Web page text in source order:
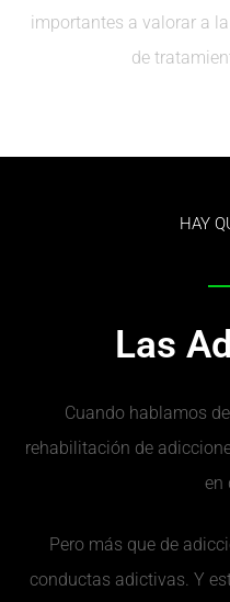
importantes a valorar a
de
HAY
Las
Cuando hablamos
rehabilitación de
en
Pero más que de
conductas adictivas. Y